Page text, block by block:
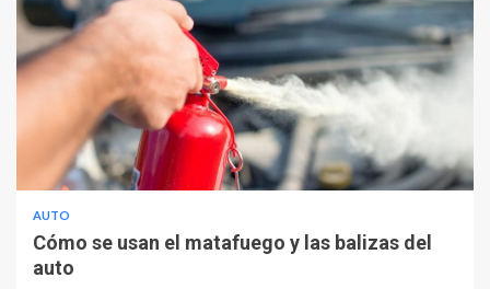
AUTO
Cómo se usan el matafuego y las balizas del
auto